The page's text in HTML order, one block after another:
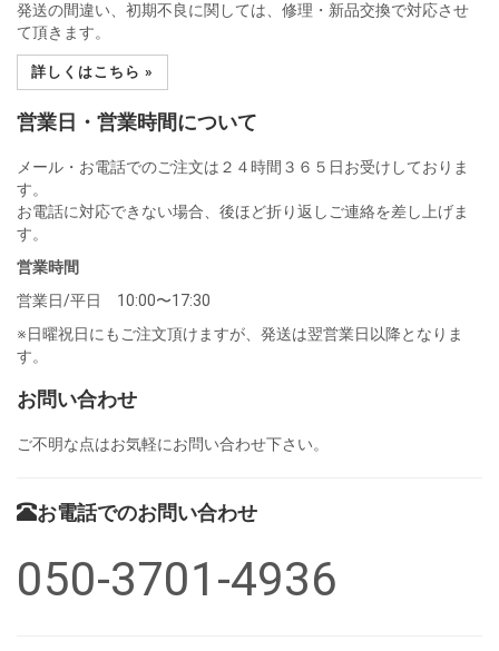
発送の間違い、初期不良に関しては、修理・新品交換で対応させ
て頂きます。
詳しくはこちら »
営業日・営業時間について
メール・お電話でのご注文は２４時間３６５日お受けしておりま
す。
お電話に対応できない場合、後ほど折り返しご連絡を差し上げま
す。
営業時間
営業日/平日 10:00〜17:30
※日曜祝日にもご注文頂けますが、発送は翌営業日以降となりま
す。
お問い合わせ
ご不明な点はお気軽にお問い合わせ下さい。
お電話でのお問い合わせ
050-3701-4936